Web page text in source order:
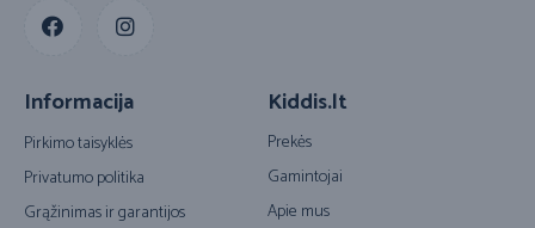
Informacija
Pirkimo taisyklės
Privatumo politika
Grąžinimas ir garantijos
Kiddis.lt
Prekės
Gamintojai
Apie mus